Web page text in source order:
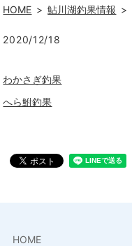
HOME 鮎川湖釣果情報
2020/12/18
わかさぎ釣果
へら鮒釣果
HOME